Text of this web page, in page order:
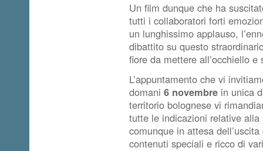
Un film dunque che ha
tutti i collaboratori forti
un lunghissimo applauso,
dibattito su questo
fiore da mettere all’occhiello
L’appuntamento che vi
domani 6 novembre in unica
territorio bolognese vi
tutte le indicazioni relative
comunque in attesa
contenuti speciali e ricco di